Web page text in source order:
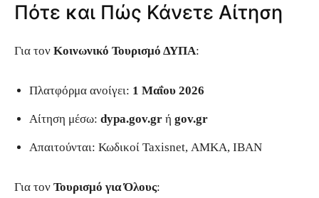
Πότε και Πώς Κάνετε Αίτηση
Για τον Κοινωνικό Τουρισμό ΔΥΠΑ:
Πλατφόρμα ανοίγει: 1 Μαΐου 2026
Αίτηση μέσω: dypa.gov.gr ή gov.gr
Απαιτούνται: Κωδικοί Taxisnet, ΑΜΚΑ, ΙΒΑΝ
Για τον Τουρισμό για Όλους: